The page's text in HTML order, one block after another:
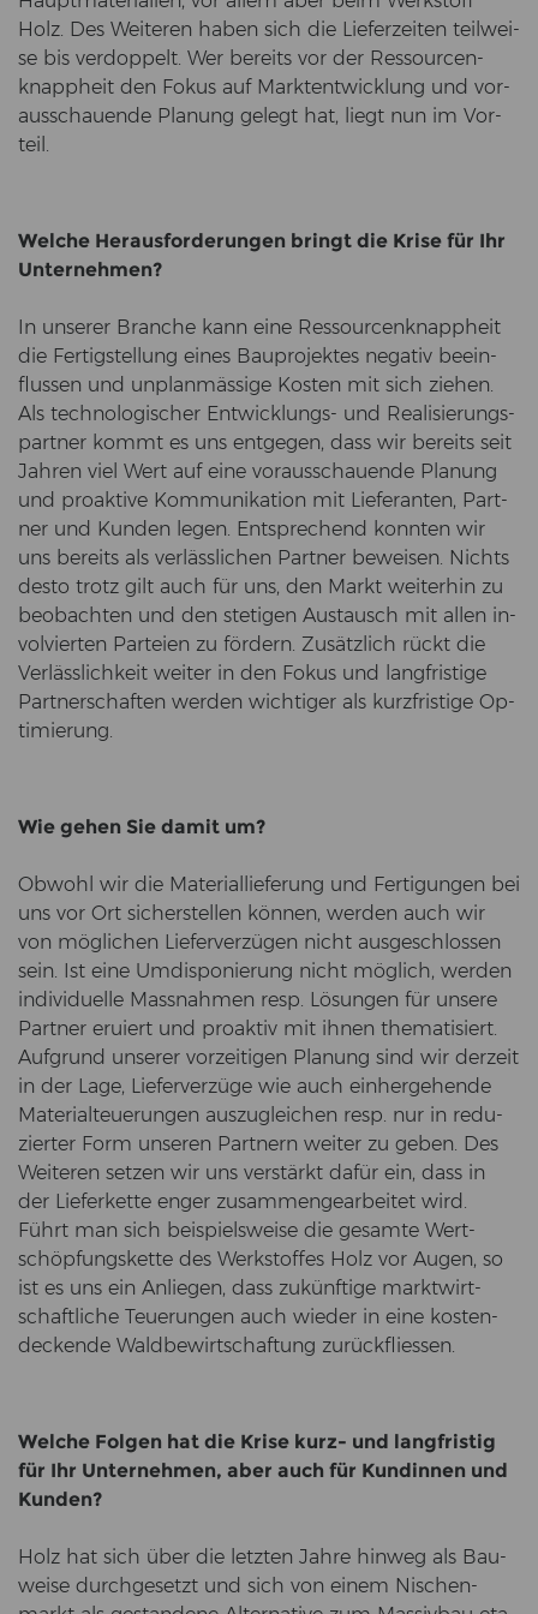
Holz. Des Wei­te­ren haben sich die Lie­fer­zei­ten teil­wei­
se bis ver­dop­pelt. Wer be­reits vor der Res­sour­cen­
knapp­heit den Fokus auf Markt­ent­wick­lung und vor­
aus­schau­en­de Pla­nung ge­legt hat, liegt nun im Vor­
teil.
Wel­che Her­aus­for­de­run­gen bringt die Krise für Ihr
Un­ter­neh­men?
In un­se­rer Bran­che kann eine Res­sour­cen­knapp­heit
die Fer­tig­stel­lung eines Bau­pro­jek­tes ne­ga­tiv be­ein­
flus­sen und un­plan­mäs­si­ge Kos­ten mit sich zie­hen.
Als tech­no­lo­gi­scher Entwicklungs-​ und Rea­li­sie­rungs­
part­ner kommt es uns ent­ge­gen, dass wir be­reits seit
Jah­ren viel Wert auf eine vor­aus­schau­en­de Pla­nung
und pro­ak­ti­ve Kom­mu­ni­ka­ti­on mit Lie­fe­ran­ten, Part­
ner und Kun­den legen. Ent­spre­chend konn­ten wir
uns be­reits als ver­läss­li­chen Part­ner be­wei­sen. Nichts
desto trotz gilt auch für uns, den Markt wei­ter­hin zu
be­ob­ach­ten und den ste­ti­gen Aus­tausch mit allen in­
vol­vier­ten Par­tei­en zu för­dern. Zu­sätz­lich rückt die
Ver­läss­lich­keit wei­ter in den Fokus und lang­fris­ti­ge
Part­ner­schaf­ten wer­den wich­ti­ger als kurz­fris­ti­ge Op­
ti­mie­rung.
Wie gehen Sie damit um?
Ob­wohl wir die Ma­te­ri­al­lie­fe­rung und Fer­ti­gun­gen bei
uns vor Ort si­cher­stel­len kön­nen, wer­den auch wir
von mög­li­chen Lie­fer­ver­zü­gen nicht aus­ge­schlos­sen
sein. Ist eine Um­dis­po­nie­rung nicht mög­lich, wer­den
in­di­vi­du­el­le Mass­nah­men resp. Lö­sun­gen für un­se­re
Part­ner eru­iert und pro­ak­tiv mit ihnen the­ma­ti­siert.
Auf­grund un­se­rer vor­zei­ti­gen Pla­nung sind wir der­zeit
in der Lage, Lie­fer­ver­zü­ge wie auch ein­her­ge­hen­de
Ma­te­ri­alteue­run­gen aus­zu­glei­chen resp. nur in re­du­
zier­ter Form un­se­ren Part­nern wei­ter zu geben. Des
Wei­te­ren set­zen wir uns ver­stärkt dafür ein, dass in
der Lie­fer­ket­te enger zu­sam­men­ge­ar­bei­tet wird.
Führt man sich bei­spiels­wei­se die ge­sam­te Wert­
schöp­fungs­ket­te des Werk­stof­fes Holz vor Augen, so
ist es uns ein An­lie­gen, dass zu­künf­ti­ge markt­wirt­
schaft­li­che Teue­run­gen auch wie­der in eine kos­ten­
de­cken­de Wald­be­wirt­schaf­tung zu­rück­flies­sen.
Wel­che Fol­gen hat die Krise kurz- und lang­fris­tig
für Ihr Un­ter­neh­men, aber auch für Kun­din­nen und
Kun­den?
Holz hat sich über die letz­ten Jahre hin­weg als Bau­
wei­se durch­ge­setzt und sich von einem Ni­schen­